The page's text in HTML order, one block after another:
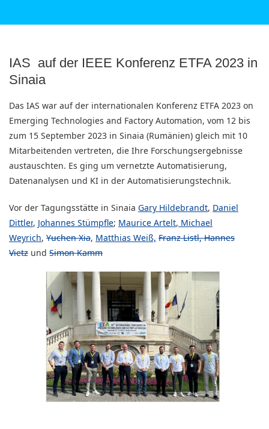
IAS auf der IEEE Konferenz ETFA 2023 in
Sinaia
Das IAS war auf der internationalen Konferenz ETFA 2023 on
Emerging Technologies and Factory Automation, vom 12 bis
zum 15 September 2023 in Sinaia (Rumänien) gleich mit 10
Mitarbeitenden vertreten, die Ihre Forschungsergebnisse
austauschten. Es ging um vernetzte Automatisierung,
Datenanalysen und KI in der Automatisierungstechnik.
Vor der Tagungsstätte in Sinaia Gary Hildebrandt, Daniel
Dittler, Johannes Stümpfle; Maurice Artelt, Michael
Weyrich, Yuchen Xia, Matthias Weiß, Franz Listl, Hannes
Vietz und Simon Kamm